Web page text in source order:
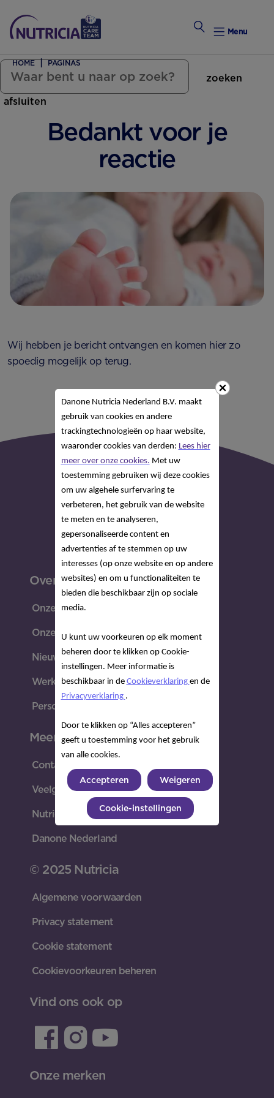
Zwanger Worden
Menu
zoeken
afsluiten
Bedankt voor je
reactie
HOME PAGINAS
Wij hebben je bericht ontvangen en komen hier zo
spoedig mogelijk op terug.
Over Nutricia
Onze missie
Onze geschiedenis
Nieuws & Media
Werken bij Nutricia
Perscontacten
Meer
Contact met Nutricia Care Team
Veelgestelde vragen producten
Nutricia.nl
Danone Nederland
© 2025 Nutricia
Algemene voorwaarden
Privacy statement
Cookie statement
Cookievoorkeuren beheren
Vind ons ook op
Onze merken
Danone Nutricia Nederland B.V. maakt
gebruik van cookies en andere
trackingtechnologieën op haar website,
waaronder cookies van derden: Lees hier
meer over onze cookies. Met uw
toestemming gebruiken wij deze cookies
om uw algehele surfervaring te
verbeteren, het gebruik van de website
te meten en te analyseren,
gepersonaliseerde content en
advertenties af te stemmen op uw
interesses (op onze website en op andere
websites) en om u functionaliteiten te
bieden die beschikbaar zijn op sociale
media.
U kunt uw voorkeuren op elk moment
beheren door te klikken op Cookie-
instellingen. Meer informatie is
beschikbaar in de Cookieverklaring en de
Privacyverklaring .
Door te klikken op “Alles accepteren”
geeft u toestemming voor het gebruik
van alle cookies.
Accepteren Weigeren
Cookie-instellingen